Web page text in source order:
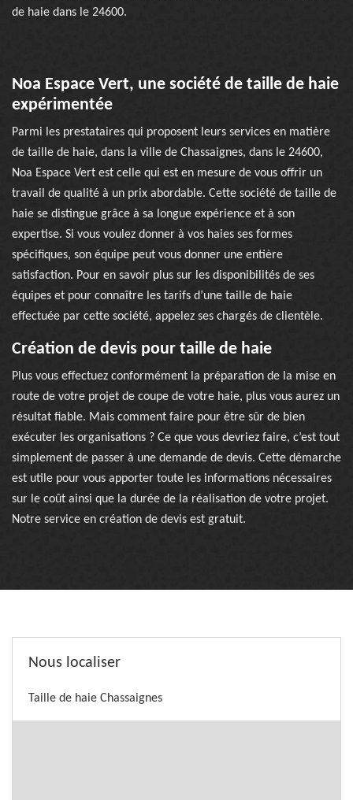
de haie dans le 24600.
Noa Espace Vert, une société de taille de haie
expérimentée
Parmi les prestataires qui proposent leurs services en matière
de taille de haie, dans la ville de Chassaignes, dans le 24600,
Noa Espace Vert est celle qui est en mesure de vous offrir un
travail de qualité à un prix abordable. Cette société de taille de
haie se distingue grâce à sa longue expérience et à son
expertise. Si vous voulez donner à vos haies ses formes
spécifiques, son équipe peut vous donner une entière
satisfaction. Pour en savoir plus sur les disponibilités de ses
équipes et pour connaître les tarifs d’une taille de haie
effectuée par cette société, appelez ses chargés de clientèle.
Création de devis pour taille de haie
Plus vous effectuez conformément la préparation de la mise en
route de votre projet de coupe de votre haie, plus vous aurez un
résultat fiable. Mais comment faire pour être sûr de bien
exécuter les organisations ? Ce que vous devriez faire, c’est tout
simplement de passer à une demande de devis. Cette démarche
est utile pour vous apporter toute les informations nécessaires
sur le coût ainsi que la durée de la réalisation de votre projet.
Notre service en création de devis est gratuit.
Nous localiser
Taille de haie Chassaignes